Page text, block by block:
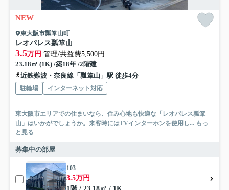
NEW
東大阪市瓢箪山町
レオパレス瓢箪山
3.5万円 管理/共益費5,500円
23.18㎡ (1K) /築18年 /2階建
近鉄難波・奈良線「瓢箪山」駅 徒歩4分
駐輪場 インターネット対応
東大阪市エリアでの住まいなら、住み心地も快適な「レオパレス瓢箪
山」はいかがでしょうか。来客時にはTVインターホンを使用し... もっ
と見る
募集中の部屋
103
3.5万円